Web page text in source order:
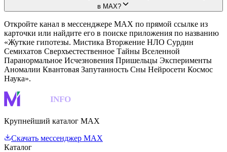
в MAX?
Откройте канал в мессенджере MAX по прямой ссылке из
карточки или найдите его в поиске приложения по названию
«Жуткие гипотезы. Мистика Вторжение НЛО Сурдин
Семихатов Сверхъестественное Тайны Вселенной
Паранормальное Исчезновения Пришельцы Эксперименты
Аномалии Квантовая Запутанность Сны Нейросети Космос
Наука».
INFO
Крупнейший каталог MAX
Скачать мессенджер MAX
Каталог